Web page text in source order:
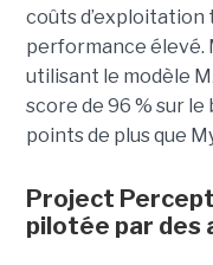
coûts d’exploitation
performance élevé.
utilisant le modèle
score de 96 % sur le
points de plus que
Project
pilotée par des